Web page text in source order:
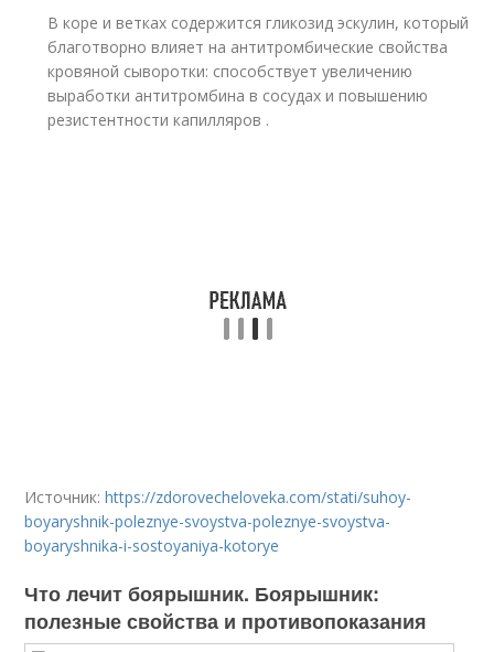
В коре и ветках содержится гликозид эскулин, который
благотворно влияет на антитромбические свойства
кровяной сыворотки: способствует увеличению
выработки антитромбина в сосудах и повышению
резистентности капилляров .
Источник:https://zdorovecheloveka.com/stati/suhoy-
boyaryshnik-poleznye-svoystva-poleznye-svoystva-
boyaryshnika-i-sostoyaniya-kotorye
Что лечит боярышник. Боярышник:
полезные свойства и противопоказания